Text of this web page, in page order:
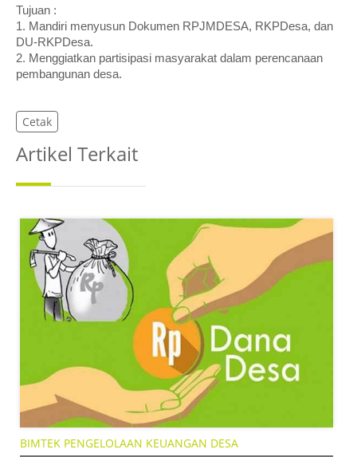
Tujuan :
1. Mandiri menyusun Dokumen RPJMDESA, RKPDesa, dan
DU-RKPDesa.
2. Menggiatkan partisipasi masyarakat dalam perencanaan
pembangunan desa.
Cetak
Artikel Terkait
BIMTEK PENGELOLAAN KEUANGAN DESA